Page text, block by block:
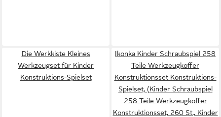
Die Werkkiste Kleines
Werkzeugset für Kinder
Konstruktions-Spielset
Ikonka Kinder Schraubspiel 258
Teile Werkzeugkoffer
Konstruktionsset Konstruktions-
Spielset, (Kinder Schraubspiel
258 Teile Werkzeugkoffer
Konstruktionsset, 260 St., Kinder